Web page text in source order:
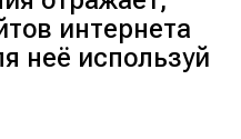
интернета
неё используй